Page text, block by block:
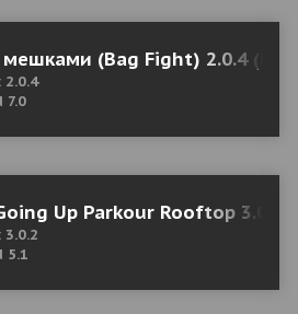
мешками (Bag Fight) 2.0.4
2.0.4
7.0
Up Parkour Rooftop 3.0.2
3.0.2
5.1